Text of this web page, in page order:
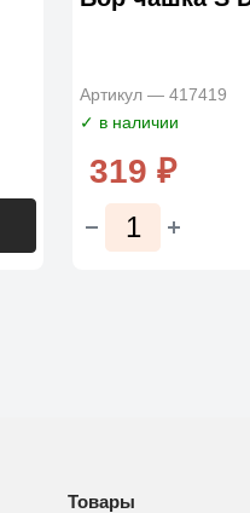
Артикул — 417419
✓ в наличии
319 ₽
Товары